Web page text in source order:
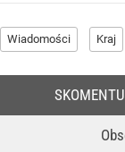
Wiadomości Kraj